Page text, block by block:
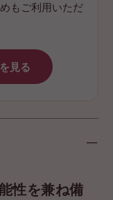
もご利用いただ
見る
性を兼ね備